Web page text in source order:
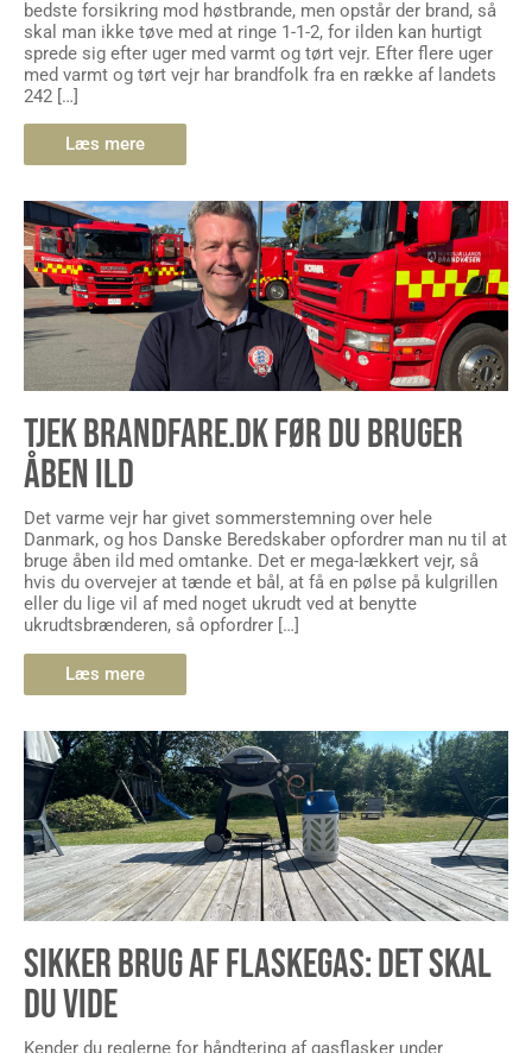
bedste forsikring mod høstbrande, men opstår der brand, så
skal man ikke tøve med at ringe 1-1-2, for ilden kan hurtigt
sprede sig efter uger med varmt og tørt vejr. Efter flere uger
med varmt og tørt vejr har brandfolk fra en række af landets
242 […]
Læs mere
TJEK BRANDFARE.DK FØR DU BRUGER
ÅBEN ILD
Det varme vejr har givet sommerstemning over hele
Danmark, og hos Danske Beredskaber opfordrer man nu til at
bruge åben ild med omtanke. Det er mega-lækkert vejr, så
hvis du overvejer at tænde et bål, at få en pølse på kulgrillen
eller du lige vil af med noget ukrudt ved at benytte
ukrudtsbrænderen, så opfordrer […]
Læs mere
SIKKER BRUG AF FLASKEGAS: DET SKAL
DU VIDE
Kender du reglerne for håndtering af gasflasker under